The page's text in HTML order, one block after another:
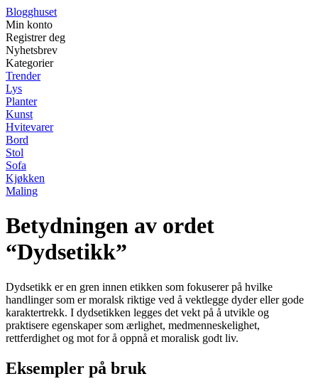
Blogghuset
Min konto
Registrer deg
Nyhetsbrev
Kategorier
Trender
Lys
Planter
Kunst
Hvitevarer
Bord
Stol
Sofa
Kjøkken
Maling
Betydningen av ordet
“Dydsetikk”
Dydsetikk er en gren innen etikken som fokuserer på hvilke
handlinger som er moralsk riktige ved å vektlegge dyder eller gode
karaktertrekk. I dydsetikken legges det vekt på å utvikle og
praktisere egenskaper som ærlighet, medmenneskelighet,
rettferdighet og mot for å oppnå et moralisk godt liv.
Eksempler på bruk